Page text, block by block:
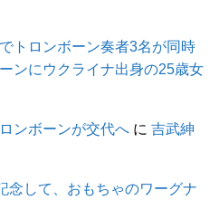
トロンボーン奏者3名が同時
ンにウクライナ出身の25歳女
ンボーンが交代へ に吉武紳
念して、おもちゃのワーグナ